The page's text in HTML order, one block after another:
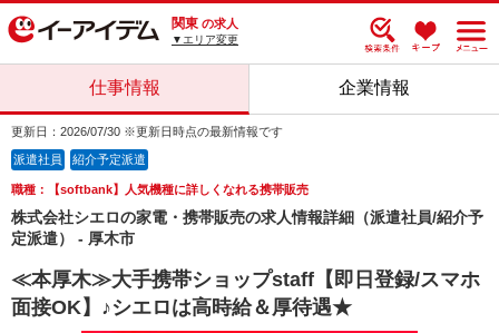
関東 の求人
▼エリア変更
仕事情報 企業情報
更新日：2026/07/30 ※更新日時点の最新情報です
派遣社員 紹介予定派遣
職種：【softbank】人気機種に詳しくなれる携帯販売
株式会社シエロの家電・携帯販売の求人情報詳細（派遣社員/紹介予
定派遣） - 厚木市
≪本厚木≫大手携帯ショップstaff【即日登録/スマホ
面接OK】♪シエロは高時給＆厚待遇★